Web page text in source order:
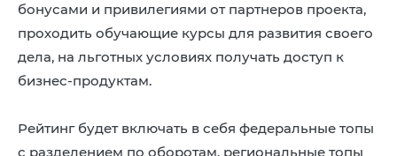
бонусами и привилегиями от партнеров проекта,
проходить обучающие курсы для развития своего
дела, на льготных условиях получать доступ к
бизнес-продуктам.
Рейтинг будет включать в себя федеральные топы
с разделением по оборотам, региональные топы